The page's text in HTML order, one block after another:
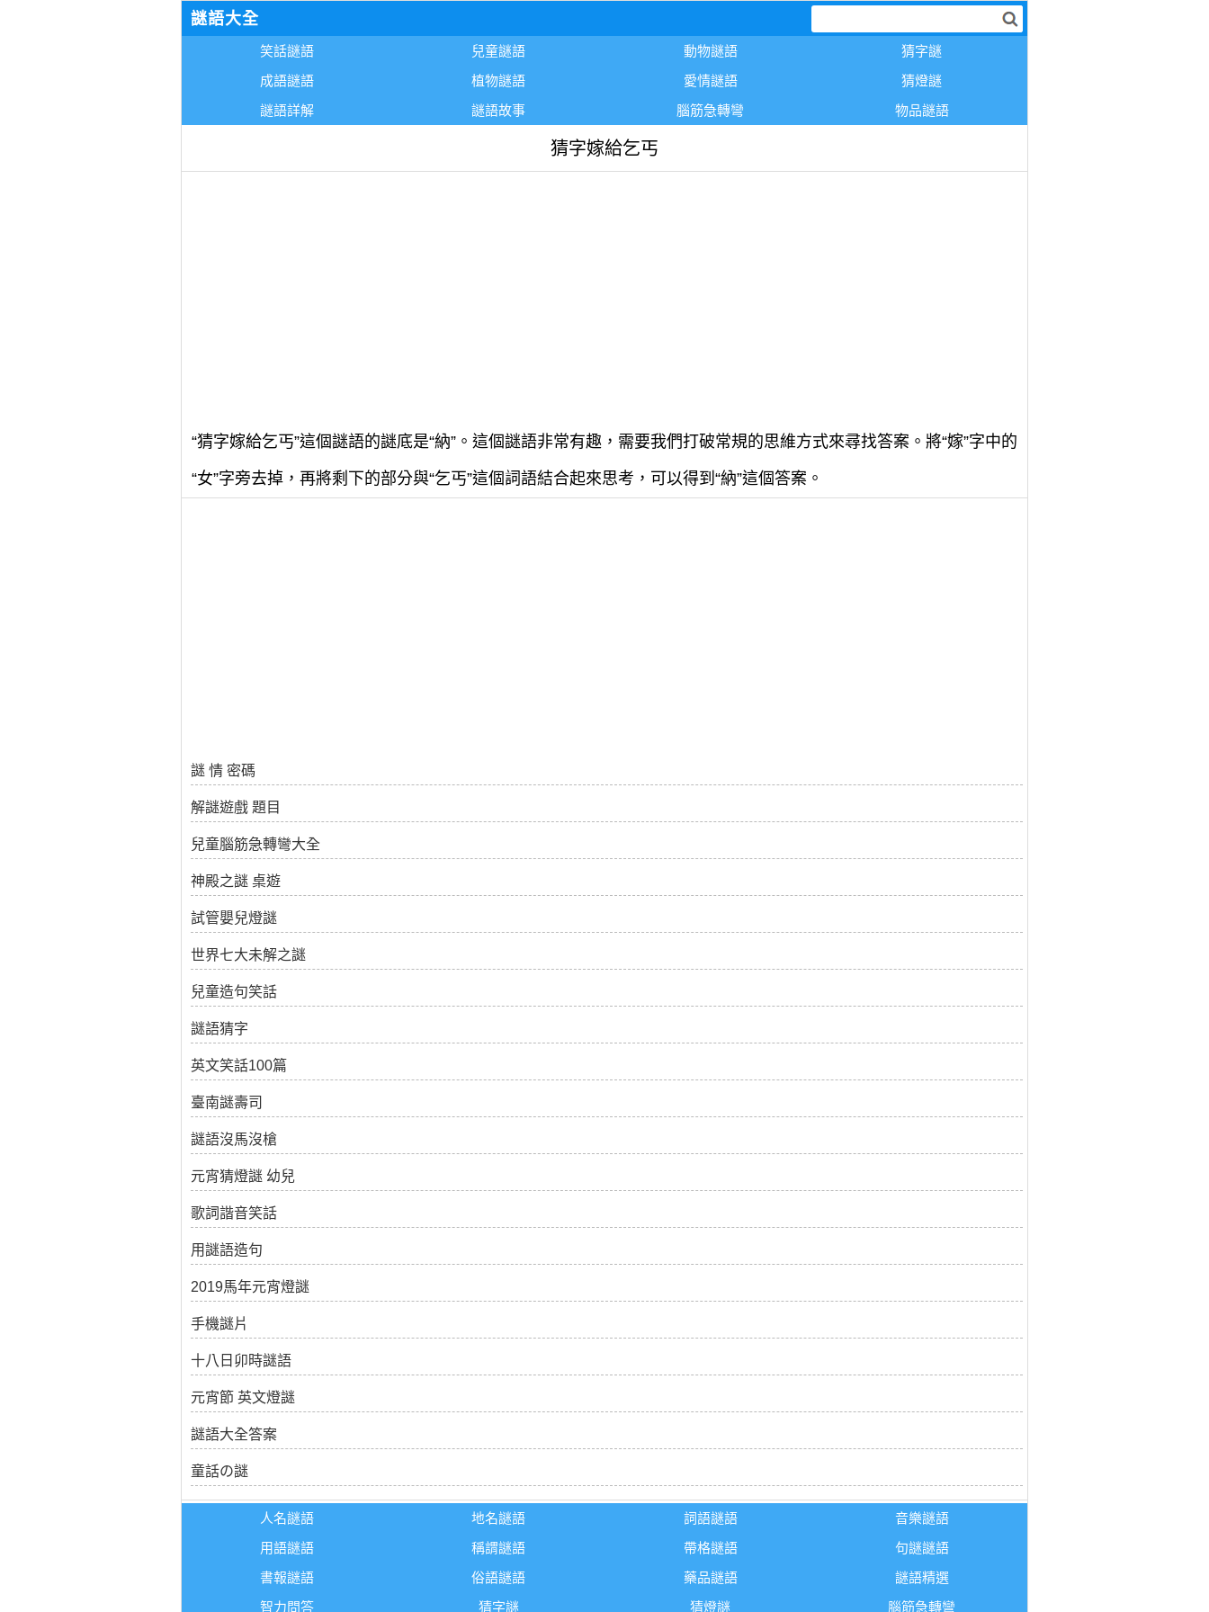
謎語大全
笑話謎語 兒童謎語 動物謎語
猜字謎
成語謎語
植物謎語 愛情謎語
猜燈謎
謎語詳解
謎語故事 腦筋急轉彎 物品謎語
猜字嫁給乞丐
“猜字嫁給乞丐”這個謎語的謎底是“納”。這個謎語非常有趣，需要我們打破常規的思維方式來尋找答案。將“嫁”字中的
“女”字旁去掉，再將剩下的部分與“乞丐”這個詞語結合起來思考，可以得到“納”這個答案。
謎 情 密碼
解謎遊戲 題目
兒童腦筋急轉彎大全
神殿之謎 桌遊
試管嬰兒燈謎
世界七大未解之謎
兒童造句笑話
謎語猜字
英文笑話100篇
臺南謎壽司
謎語沒馬沒槍
元宵猜燈謎 幼兒
歌詞諧音笑話
用謎語造句
2019馬年元宵燈謎
手機謎片
十八日卯時謎語
元宵節 英文燈謎
謎語大全答案
童話の謎
人名謎語 地名謎語 詞語謎語
音樂謎語
用語謎語
稱謂謎語 帶格謎語
句謎謎語
書報謎語
俗語謎語 藥品謎語
謎語精選
智力問答
猜字謎 猜燈謎 腦筋急轉彎